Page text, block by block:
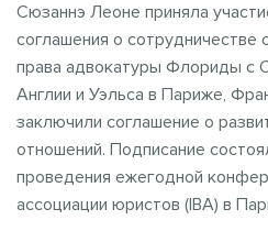
Сюзаннэ Леоне приняла
соглашения о
права адвокатуры Флориды с
Англии и Уэльса в Париже,
заключили соглашение о
отношений. Подписание
проведения ежегодной
ассоциации юристов (IBA) в